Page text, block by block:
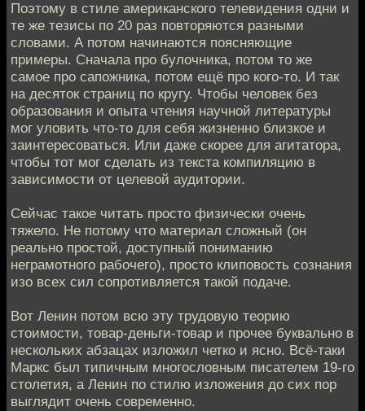
Поэтому в стиле американского телевидения одни и
те же тезисы по 20 раз повторяются разными
словами. А потом начинаются поясняющие
примеры. Сначала про булочника, потом то же
самое про сапожника, потом ещё про кого-то. И так
на десяток страниц по кругу. Чтобы человек без
образования и опыта чтения научной литературы
мог уловить что-то для себя жизненно близкое и
заинтересоваться. Или даже скорее для агитатора,
чтобы тот мог сделать из текста компиляцию в
зависимости от целевой аудитории.
Сейчас такое читать просто физически очень
тяжело. Не потому что материал сложный (он
реально простой, доступный пониманию
неграмотного рабочего), просто клиповость сознания
изо всех сил сопротивляется такой подаче.
Вот Ленин потом всю эту трудовую теорию
стоимости, товар-деньги-товар и прочее буквально в
нескольких абзацах изложил четко и ясно. Всё-таки
Маркс был типичным многословным писателем 19-го
столетия, а Ленин по стилю изложения до сих пор
выглядит очень современно.